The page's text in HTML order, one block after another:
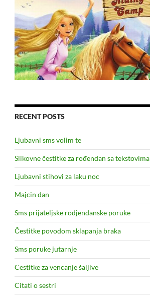
RECENT POSTS
Ljubavni sms volim te
Slikovne čestitke za rođendan sa tekstovima
Ljubavni stihovi za laku noc
Majcin dan
Sms prijateljske rodjendanske poruke
Čestitke povodom sklapanja braka
Sms poruke jutarnje
Cestitke za vencanje šaljive
Citati o sestri